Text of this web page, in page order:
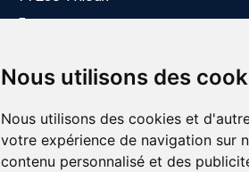
Nous utilisons des
Nous utilisons des cookies et
votre expérience de navigation sur
contenu personnalisé et des
France